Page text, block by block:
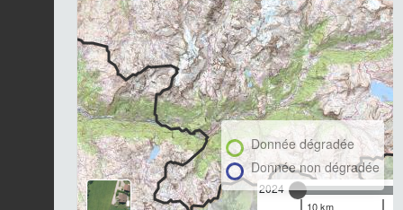
2024
Donnée dégradée
Donnée non dégradée
10 km